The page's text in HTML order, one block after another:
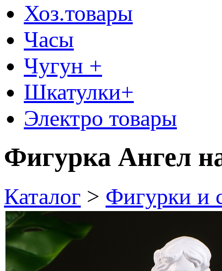
Хоз.товары
Часы
Чугун +
Шкатулки+
Электро товары
Фигурка Ангел
Каталог > Фигурки и